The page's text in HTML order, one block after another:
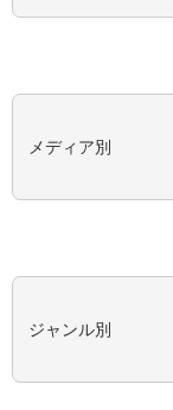
メディア別
ジャンル別